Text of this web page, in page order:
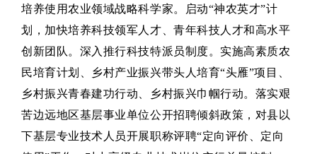
培养使用农业领域战略科学家。启动“神农英才”计
划，加快培养科技领军人才、青年科技人才和高水平
创新团队。深入推行科技特派员制度。实施高素质农
民培育计划、乡村产业振兴带头人培育“头雁”项目、
乡村振兴青春建功行动、乡村振兴巾帼行动。落实艰
苦边远地区基层事业单位公开招聘倾斜政策，对县以
下基层专业技术人员开展职称评聘“定向评价、定向